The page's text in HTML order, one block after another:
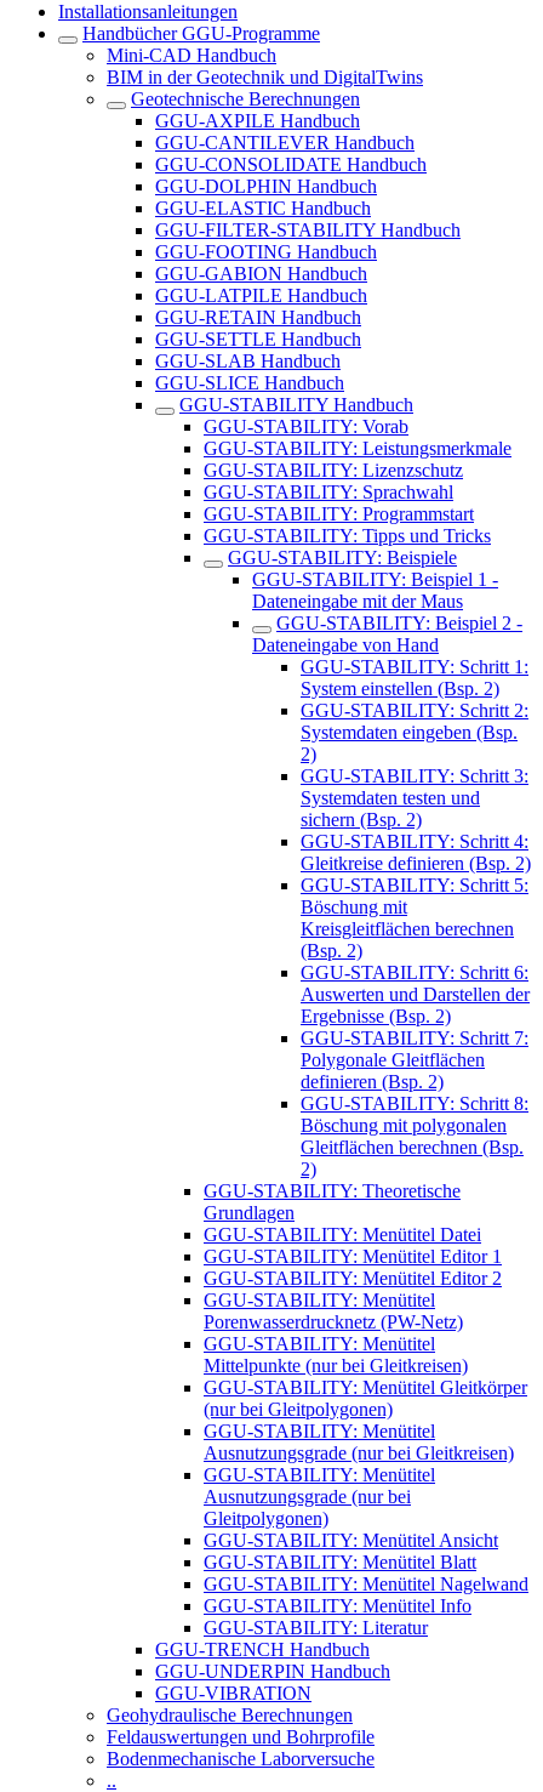
Installationsanleitungen
Handbücher GGU-Programme
Mini-CAD Handbuch
BIM in der Geotechnik und DigitalTwins
Geotechnische Berechnungen
GGU-AXPILE Handbuch
GGU-CANTILEVER Handbuch
GGU-CONSOLIDATE Handbuch
GGU-DOLPHIN Handbuch
GGU-ELASTIC Handbuch
GGU-FILTER-STABILITY Handbuch
GGU-FOOTING Handbuch
GGU-GABION Handbuch
GGU-LATPILE Handbuch
GGU-RETAIN Handbuch
GGU-SETTLE Handbuch
GGU-SLAB Handbuch
GGU-SLICE Handbuch
GGU-STABILITY Handbuch
GGU-STABILITY: Vorab
GGU-STABILITY: Leistungsmerkmale
GGU-STABILITY: Lizenzschutz
GGU-STABILITY: Sprachwahl
GGU-STABILITY: Programmstart
GGU-STABILITY: Tipps und Tricks
GGU-STABILITY: Beispiele
GGU-STABILITY: Beispiel 1 -
Dateneingabe mit der Maus
GGU-STABILITY: Beispiel 2 -
Dateneingabe von Hand
GGU-STABILITY: Schritt 1:
System einstellen (Bsp. 2)
GGU-STABILITY: Schritt 2:
Systemdaten eingeben (Bsp.
2)
GGU-STABILITY: Schritt 3:
Systemdaten testen und
sichern (Bsp. 2)
GGU-STABILITY: Schritt 4:
Gleitkreise definieren (Bsp. 2)
GGU-STABILITY: Schritt 5:
Böschung mit
Kreisgleitflächen berechnen
(Bsp. 2)
GGU-STABILITY: Schritt 6:
Auswerten und Darstellen der
Ergebnisse (Bsp. 2)
GGU-STABILITY: Schritt 7:
Polygonale Gleitflächen
definieren (Bsp. 2)
GGU-STABILITY: Schritt 8:
Böschung mit polygonalen
Gleitflächen berechnen (Bsp.
2)
GGU-STABILITY: Theoretische
Grundlagen
GGU-STABILITY: Menütitel Datei
GGU-STABILITY: Menütitel Editor 1
GGU-STABILITY: Menütitel Editor 2
GGU-STABILITY: Menütitel
Porenwasserdrucknetz (PW-Netz)
GGU-STABILITY: Menütitel
Mittelpunkte (nur bei Gleitkreisen)
GGU-STABILITY: Menütitel Gleitkörper
(nur bei Gleitpolygonen)
GGU-STABILITY: Menütitel
Ausnutzungsgrade (nur bei Gleitkreisen)
GGU-STABILITY: Menütitel
Ausnutzungsgrade (nur bei
Gleitpolygonen)
GGU-STABILITY: Menütitel Ansicht
GGU-STABILITY: Menütitel Blatt
GGU-STABILITY: Menütitel Nagelwand
GGU-STABILITY: Menütitel Info
GGU-STABILITY: Literatur
GGU-TRENCH Handbuch
GGU-UNDERPIN Handbuch
GGU-VIBRATION
Geohydraulische Berechnungen
Feldauswertungen und Bohrprofile
Bodenmechanische Laborversuche
..